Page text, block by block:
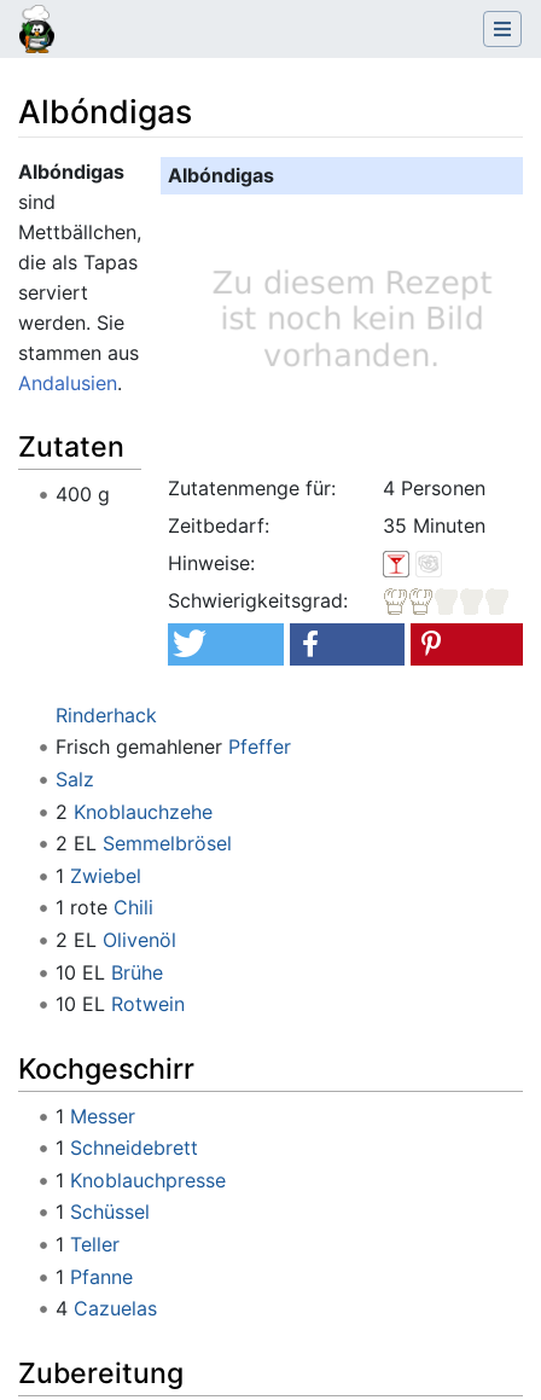
Albóndigas
Wechseln zu: Navigation,Suche
Albóndigas
Zutatenmenge für:
4 Personen
Zeitbedarf:
35 Minuten
Hinweise:
Schwierigkeitsgrad:
Albóndigas
sind
Mettbällchen,
die als Tapas
serviert
werden. Sie
stammen aus
Andalusien.
Zutaten
400 g
Rinderhack
Frisch gemahlener Pfeffer
Salz
2 Knoblauchzehe
2 EL Semmelbrösel
1 Zwiebel
1 rote Chili
2 EL Olivenöl
10 EL Brühe
10 EL Rotwein
Kochgeschirr
1 Messer
1 Schneidebrett
1 Knoblauchpresse
1 Schüssel
1 Teller
1 Pfanne
4 Cazuelas
Zubereitung